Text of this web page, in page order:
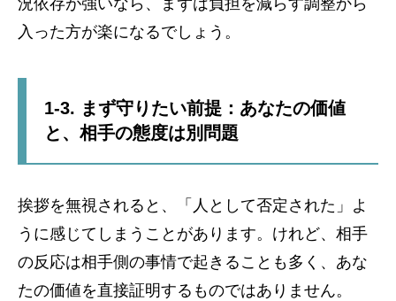
入った方が楽になるでしょう。
1-3. まず守りたい前提：あなたの価値
と、相手の態度は別問題
挨拶を無視されると、「人として否定された」よ
うに感じてしまうことがあります。けれど、相手
の反応は相手側の事情で起きることも多く、あな
たの価値を直接証明するものではありません。